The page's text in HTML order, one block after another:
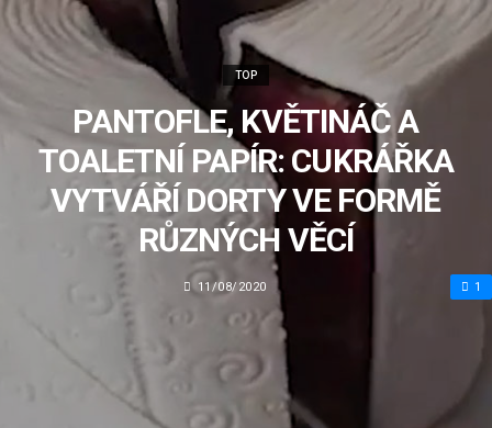
TOP
PANTOFLE, KVĚTINÁČ A
TOALETNÍ PAPÍR: CUKRÁŘKA
VYTVÁŘÍ DORTY VE FORMĚ
RŮZNÝCH VĚCÍ
11/08/2020 1